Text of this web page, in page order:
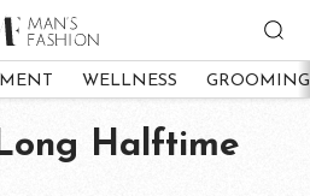
WELLNESS GROOMING
Halftime